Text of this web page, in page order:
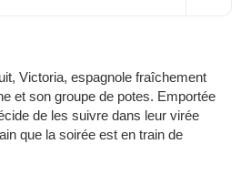
Victoria, espagnole fraîchement
et son groupe de potes. Emportée
de les suivre dans leur virée
que la soirée est en train de